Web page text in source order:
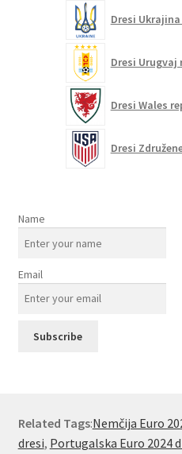
Dresi
Dresi Urugvaj
Dresi Wales
Dresi
Name
Email
Related Tags:Nemčija Euro
dresi, Portugalska Euro 2024